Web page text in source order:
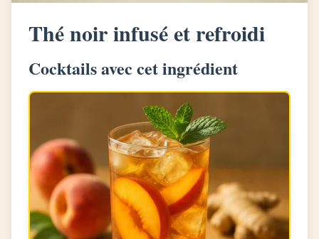
Thé noir infusé et refroidi
Cocktails avec cet ingrédient